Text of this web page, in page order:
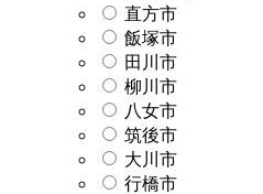
直方市
飯塚市
田川市
柳川市
八女市
筑後市
大川市
行橋市